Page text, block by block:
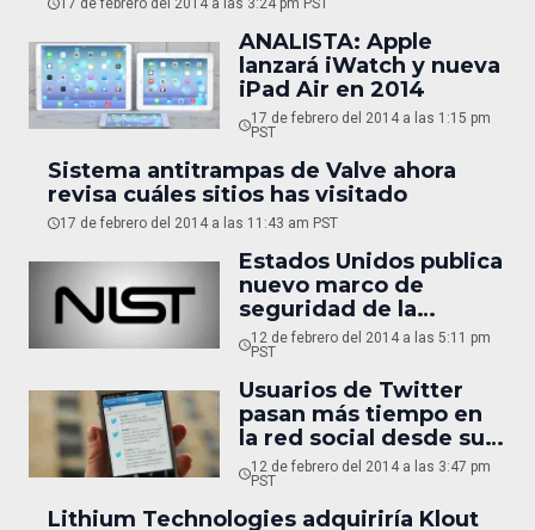
17 de febrero del 2014 a las 3:24 pm PST
ANALISTA: Apple
lanzará iWatch y nueva
iPad Air en 2014
17 de febrero del 2014 a las 1:15 pm
PST
Sistema antitrampas de Valve ahora
revisa cuáles sitios has visitado
17 de febrero del 2014 a las 11:43 am PST
Estados Unidos publica
nuevo marco de
seguridad de la
información
12 de febrero del 2014 a las 5:11 pm
PST
Usuarios de Twitter
pasan más tiempo en
la red social desde su
smartphone
12 de febrero del 2014 a las 3:47 pm
PST
Lithium Technologies adquiriría Klout